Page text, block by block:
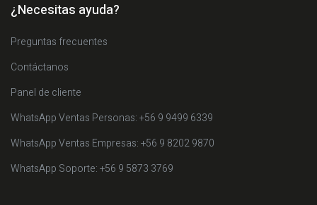
¿Necesitas ayuda?
Preguntas frecuentes
Contáctanos
Panel de cliente
WhatsApp Ventas Personas: +56 9 9499 6339
WhatsApp Ventas Empresas: +56 9 8202 9870
WhatsApp Soporte: +56 9 5873 3769